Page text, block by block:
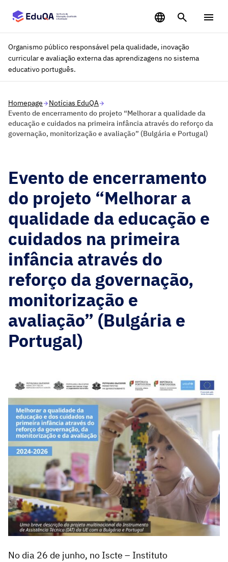
Organismo público responsável pela qualidade, inovação
curricular e avaliação externa das aprendizagens no sistema
educativo português.
Homepage
Notícias EduQA
Evento de encerramento do projeto “Melhorar a qualidade da
educação e cuidados na primeira infância através do reforço da
governação, monitorização e avaliação” (Bulgária e Portugal)
Evento de encerramento
do projeto “Melhorar a
qualidade da educação e
cuidados na primeira
infância através do
reforço da governação,
monitorização e
avaliação” (Bulgária e
Portugal)
No dia 26 de junho, no Iscte – Instituto